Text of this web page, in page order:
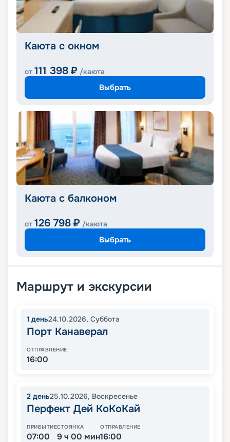
Каюта с окном
от 111 398 ₽ /каюта
Выбрать
Каюта с балконом
от 126 798 ₽ /каюта
Выбрать
Маршрут и экскурсии
1 день24.10.2026, Суббота
Порт Канаверал
ОТПРАВЛЕНИЕ
16:00
2 день25.10.2026, Воскресенье
Перфект Дей КоКоКай
ПРИБЫТИЕ
07:00
СТОЯНКА
9 ч 00 мин
ОТПРАВЛЕНИЕ
16:00